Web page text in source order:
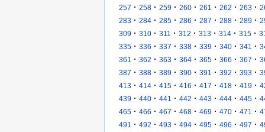
257 · 258 · 259 · 260 · 261 · 262 · 263 ·
283 · 284 · 285 · 286 · 287 · 288 · 289 ·
309 · 310 · 311 · 312 · 313 · 314 · 315 ·
335 · 336 · 337 · 338 · 339 · 340 · 341 ·
361
· 362 · 363 · 364 · 365 · 366 · 367 ·
387 · 388 · 389 · 390 · 391 · 392 · 393 ·
413 · 414 · 415 · 416 · 417 · 418 · 419 ·
439 · 440 · 441 · 442 · 443 · 444 · 445 ·
465 · 466 · 467 · 468 · 469 · 470 · 471 ·
491
· 492 · 493 · 494 · 495 · 496 · 497 ·